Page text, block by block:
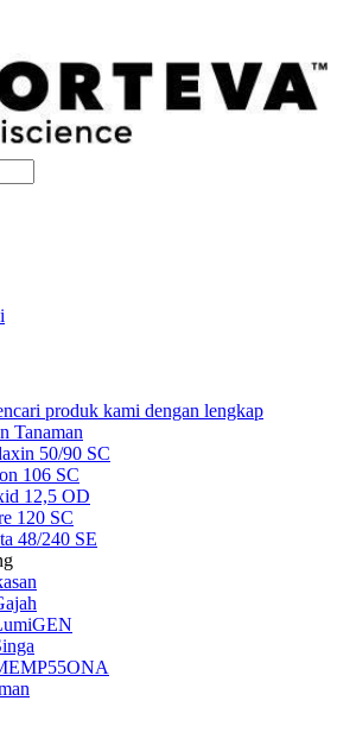
produk kami dengan lengkap
Tanaman
50/90 SC
106 SC
12,5 OD
120 SC
48/240 SE